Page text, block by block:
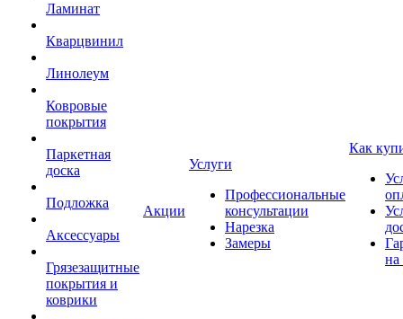
Ламинат
Кварцвинил
Линолеум
Ковровые
покрытия
Паркетная
доска
Подложка
Аксессуары
Грязезащитные
покрытия и
коврики
Акции
Услуги
Профессиональные
консультации
Нарезка
Замеры
Как
на